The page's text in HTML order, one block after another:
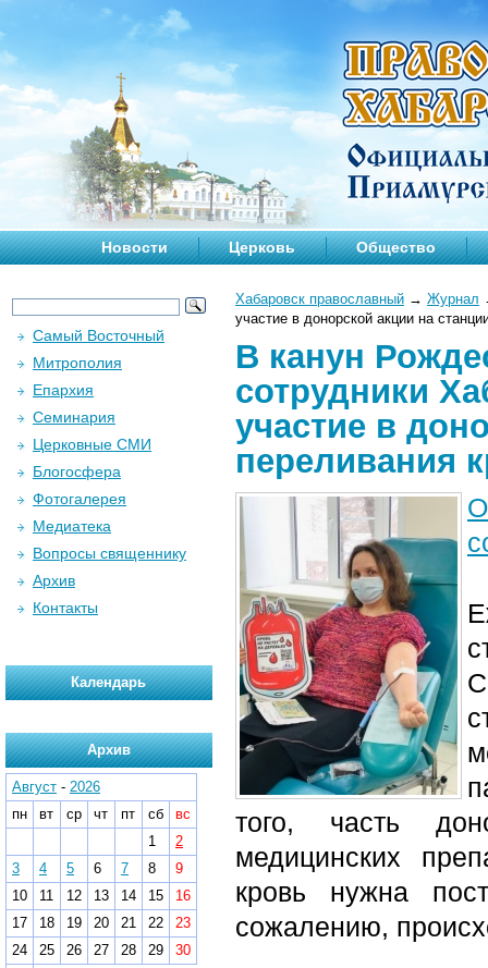
Новости Церковь Общество
Хабаровск православный → Журнал
участие в донорской акции на
В канун
сотрудники
участие в
переливания
того, часть
медицинских
кровь нужна
сожалению,
Самый Восточный
Митрополия
Епархия
Семинария
Церковные СМИ
Блогосфера
Фотогалерея
Медиатека
Вопросы священнику
Архив
Контакты
Календарь
Архив
Август - 2026
пн
вт ср чт пт сб
вс
1
2
3
4 5 6 7 8
9
10
11 12 13 14 15
16
17
18 19 20 21 22
23
24
25 26 27 28 29
30